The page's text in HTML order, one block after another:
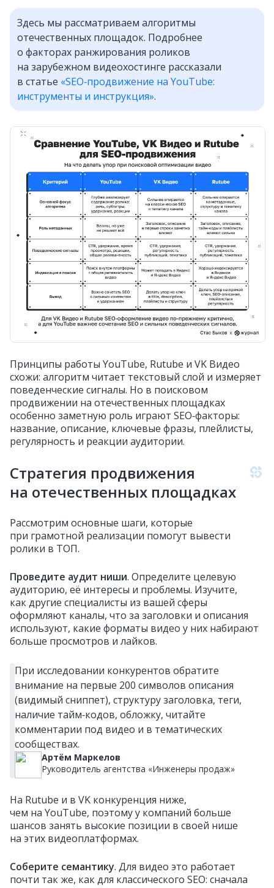
Здесь мы рассматриваем алгоритмы
отечественных площадок. Подробнее
о факторах ранжирования роликов
на зарубежном видеохостинге рассказали
в статье «SEO‑продвижение на YouTube:
инструменты и инструкция».
Принципы работы YouTube, Rutube и VK Видео
схожи: алгоритм читает текстовый слой и измеряет
поведенческие сигналы. Но в поисковом
продвижении на отечественных площадках
особенно заметную роль играют SEO‑факторы:
название, описание, ключевые фразы, плейлисты,
регулярность и реакции аудитории.
Стратегия продвижения
на отечественных площадках
Рассмотрим основные шаги, которые
при грамотной реализации помогут вывести
ролики в ТОП.
Проведите аудит ниши. Определите целевую
аудиторию, её интересы и проблемы. Изучите,
как другие специалисты из вашей сферы
оформляют каналы, что за заголовки и описания
используют, какие форматы видео у них набирают
больше просмотров и лайков.
При исследовании конкурентов обратите
внимание на первые 200 символов описания
(видимый сниппет), структуру заголовка, теги,
наличие тайм‑кодов, обложку, читайте
комментарии под видео и в тематических
сообществах.
Артём Маркелов
Руководитель агентства «Инженеры продаж»
На Rutube и в VK конкуренция ниже,
чем на YouTube, поэтому у компаний больше
шансов занять высокие позиции в своей нише
на этих видеоплатформах.
Соберите семантику. Для видео это работает
почти так же, как для классического SEO: сначала